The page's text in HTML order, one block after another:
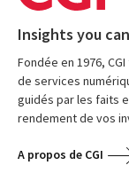
Insights you
Fondée en 1976,
de services
guidés par les faits
rendement de vos
A propos de CGI